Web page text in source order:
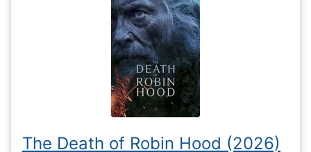
The Death of Robin Hood (2026)